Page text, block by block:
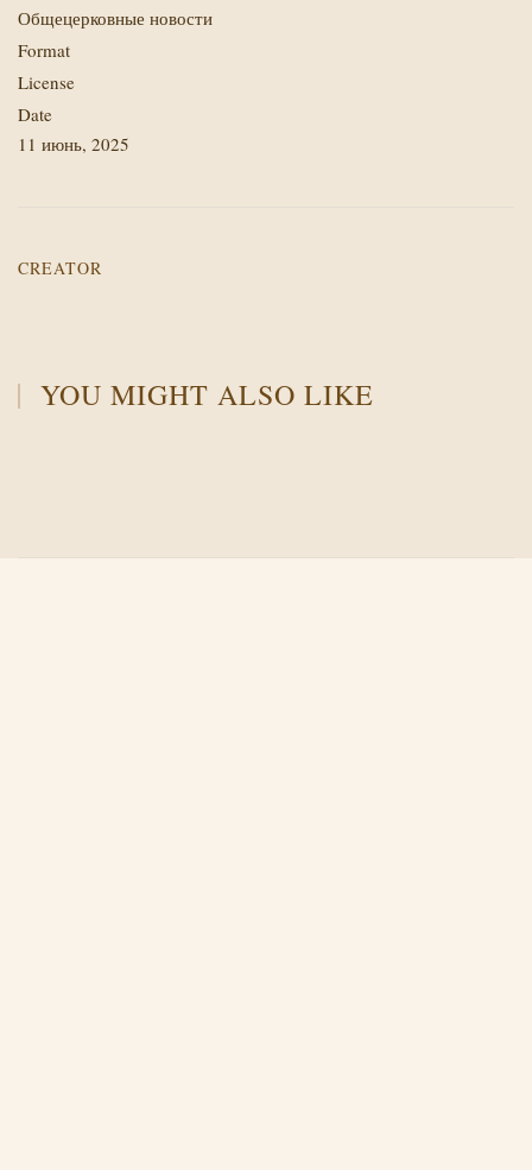
Общецерковные новости
Format
License
Date
11 июнь, 2025
CREATOR
YOU MIGHT ALSO LIKE